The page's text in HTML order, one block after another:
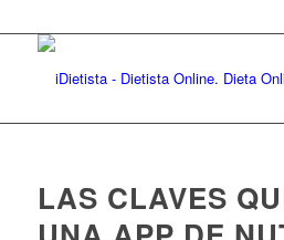
LAS CLAVES